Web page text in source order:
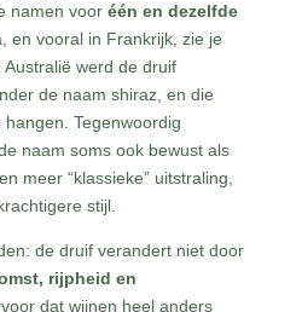
namen voor één en dezelfde
en vooral in Frankrijk, zie je
werd de druif
de naam shiraz, en die
Tegenwoordig
naam soms ook bewust als
meer “klassieke” uitstraling,
stijl.
de druif verandert niet door
rijpheid en
dat wijnen heel anders